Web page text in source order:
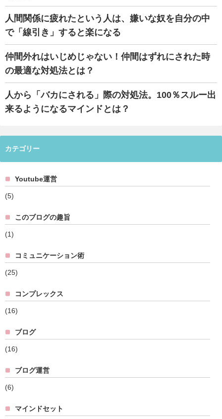
人間関係に疲れたという人は、嫌いな奴を自分の中
で「線引き」すると楽になる
仲間外れはいじめじゃない！仲間はずれにされた時
の最適な対処法とは？
人から「バカにされる」際の対処法。100％スルー出
来るようになるマインドとは？
カテゴリー
Youtube運営
(5)
このブログの趣旨
(1)
コミュニケーション術
(25)
コンプレックス
(16)
ブログ
(16)
ブログ運営
(6)
マインドセット